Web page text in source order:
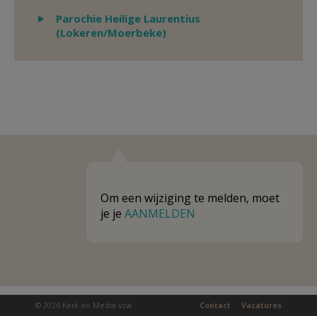
Weergeven
Parochie Heilige Laurentius
(Lokeren/Moerbeke)
Om een wijziging te melden, moet
je je AANMELDEN
© 2026 Kerk en Media vzw Vacatures
Contact